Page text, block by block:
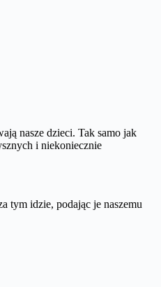
nasze dzieci. Tak samo jak
i niekoniecznie
tym idzie, podając je naszemu